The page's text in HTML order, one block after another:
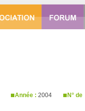
Année : 2004 N° de